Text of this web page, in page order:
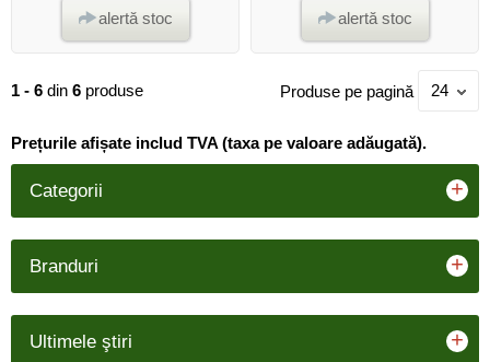
alertă stoc alertă stoc
1 - 6 din 6 produse Produse pe pagină 24
Prețurile afișate includ TVA (taxa pe valoare adăugată).
Categorii +
Branduri +
Ultimele ştiri +